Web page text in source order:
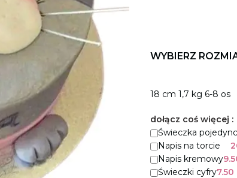
WYBIERZ
18 cm 1,7 kg 6-8 os
dołącz coś więcej :
Świeczka
Napis na torcie
Napis kremowy
Świeczki cyfry7.50